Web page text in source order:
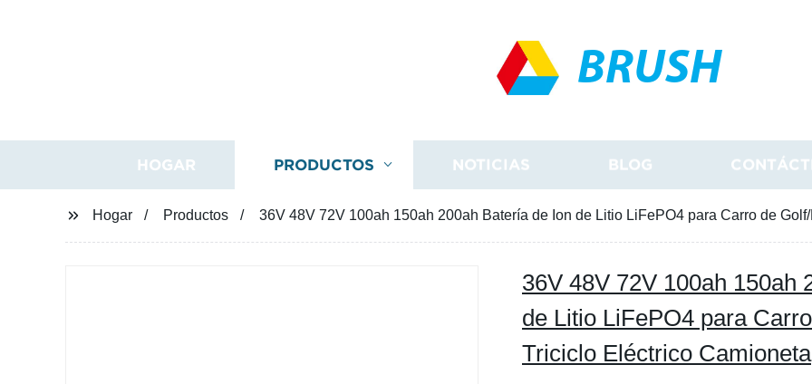
BRUSH
HOGAR PRODUCTOS NOTICIAS BLOG
Hogar Productos 36V 48V 72V 100ah 150ah 200ah Batería de Ion de Litio LiFePO4 para Carro de
36V 48V 72V 100ah 150ah
de Litio LiFePO4 para
Triciclo Eléctrico Camioneta